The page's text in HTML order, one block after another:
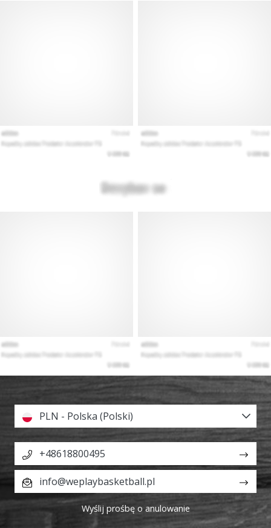
PLN - Polska (Polski)
+48618800495
info@weplaybasketball.pl
Wyślij prośbę o anulowanie